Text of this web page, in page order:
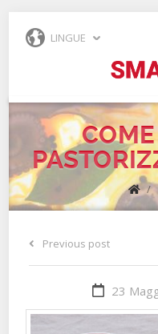
LINGUE
/
Previous post
23